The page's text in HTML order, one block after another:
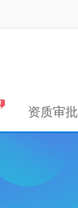
资质审批